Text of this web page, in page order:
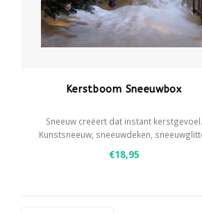
Kerstboom Sneeuwbox
Sneeuw creëert dat instant kerstgevoel.
Kunstsneeuw, sneeuwdeken,
nodig hebt voor een winterse kerstboom.
€18,95